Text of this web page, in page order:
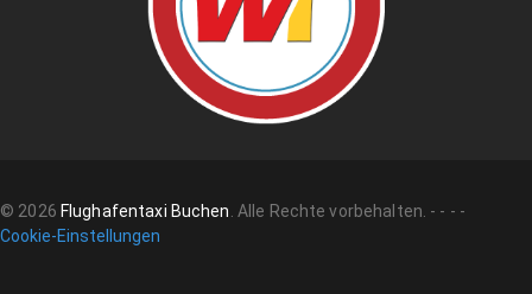
© 2026 Flughafentaxi Buchen. Alle Rechte vorbehalten. - - - -
Cookie-Einstellungen